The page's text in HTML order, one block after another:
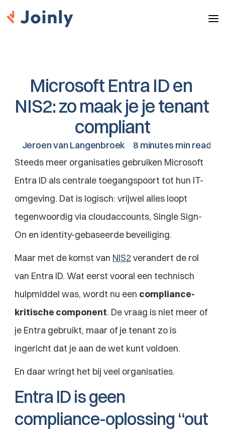
Microsoft Entra ID en
NIS2: zo maak je je tenant
compliant
Jeroen van Langenbroek
8 minutes min read
Steeds meer organisaties gebruiken Microsoft
Entra ID als centrale toegangspoort tot hun IT-
omgeving. Dat is logisch: vrijwel alles loopt
tegenwoordig via cloudaccounts, Single Sign-
On en identity-gebaseerde beveiliging.
Maar met de komst van NIS2 verandert de rol
van Entra ID. Wat eerst vooral een technisch
hulpmiddel was, wordt nu een compliance-
kritische component. De vraag is niet meer of
je Entra gebruikt, maar of je tenant zo is
ingericht dat je aan de wet kunt voldoen.
En daar wringt het bij veel organisaties.
Entra ID is geen
compliance-oplossing “out